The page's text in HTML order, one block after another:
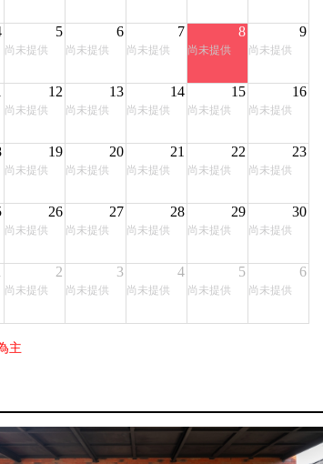
5
尚未提供
6
尚未提供
7
尚未提供
8
尚未提供
9
尚未提供
12
尚未提供
13
尚未提供
14
尚未提供
15
尚未提供
16
尚未提供
19
尚未提供
20
尚未提供
21
尚未提供
22
尚未提供
23
尚未提供
26
尚未提供
27
尚未提供
28
尚未提供
29
尚未提供
30
尚未提供
2
尚未提供
3
尚未提供
4
尚未提供
5
尚未提供
6
尚未提供
主